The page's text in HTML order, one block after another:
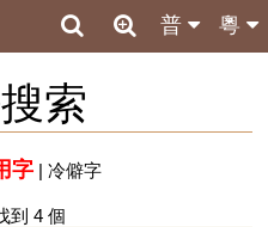
粵
普
索
字| 冷僻字
到 4 個